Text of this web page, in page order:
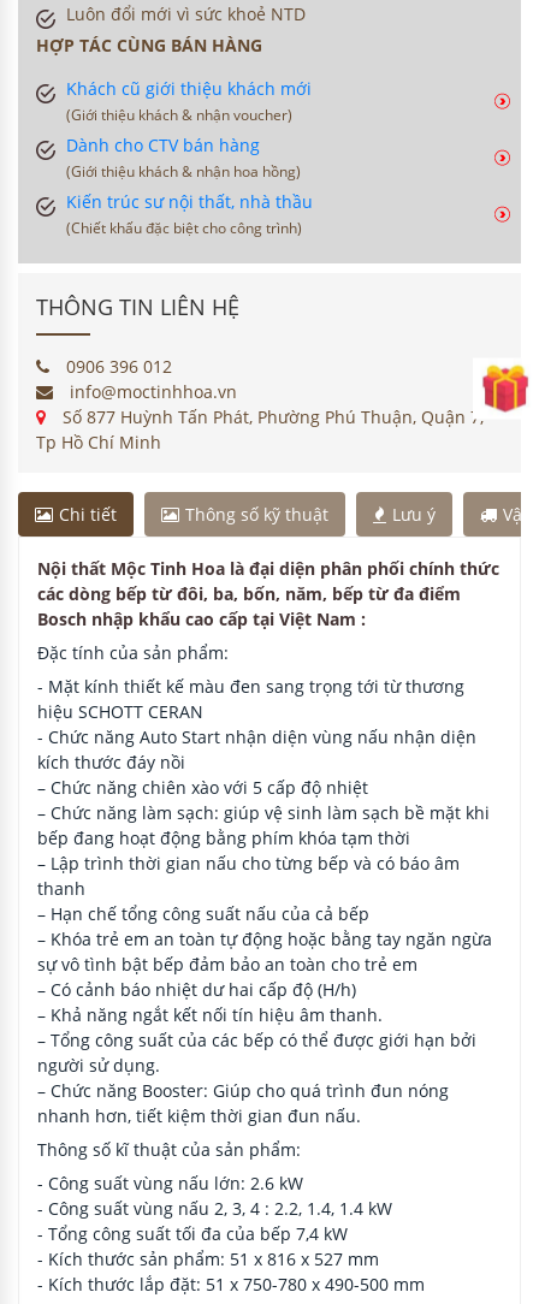
Luôn đổi mới vì sức khoẻ NTD
HỢP TÁC CÙNG BÁN HÀNG
Khách cũ giới thiệu khách mới
(Giới thiệu khách & nhận voucher)
Dành cho CTV bán hàng
(Giới thiệu khách & nhận hoa hồng)
Kiến trúc sư nội thất, nhà thầu
(Chiết khấu đặc biệt cho công trình)
THÔNG TIN LIÊN HỆ
0906 396 012
info@moctinhhoa.vn
Số 877 Huỳnh Tấn Phát, Phường Phú Thuận, Quận 7,
Tp Hồ Chí Minh
Chi tiết Thông số kỹ thuật Lưu ý Vận
Nội thất Mộc Tinh Hoa là đại diện phân phối chính thức
các dòng bếp từ đôi, ba, bốn, năm, bếp từ đa điểm
Bosch nhập khẩu cao cấp tại Việt Nam :
Đặc tính của sản phẩm:
- Mặt kính thiết kế màu đen sang trọng tới từ thương
hiệu SCHOTT CERAN
- Chức năng Auto Start nhận diện vùng nấu nhận diện
kích thước đáy nồi
– Chức năng chiên xào với 5 cấp độ nhiệt
– Chức năng làm sạch: giúp vệ sinh làm sạch bề mặt khi
bếp đang hoạt động bằng phím khóa tạm thời
– Lập trình thời gian nấu cho từng bếp và có báo âm
thanh
– Hạn chế tổng công suất nấu của cả bếp
– Khóa trẻ em an toàn tự động hoặc bằng tay ngăn ngừa
sự vô tình bật bếp đảm bảo an toàn cho trẻ em
– Có cảnh báo nhiệt dư hai cấp độ (H/h)
– Khả năng ngắt kết nối tín hiệu âm thanh.
– Tổng công suất của các bếp có thể được giới hạn bởi
người sử dụng.
– Chức năng Booster: Giúp cho quá trình đun nóng
nhanh hơn, tiết kiệm thời gian đun nấu.
Thông số kĩ thuật của sản phẩm:
- Công suất vùng nấu lớn: 2.6 kW
- Công suất vùng nấu 2, 3, 4 : 2.2, 1.4, 1.4 kW
- Tổng công suất tối đa của bếp 7,4 kW
- Kích thước sản phẩm: 51 x 816 x 527 mm
- Kích thước lắp đặt: 51 x 750-780 x 490-500 mm